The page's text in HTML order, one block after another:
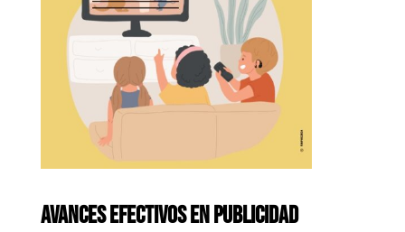
AVANCES EFECTIVOS EN PUBLICIDAD